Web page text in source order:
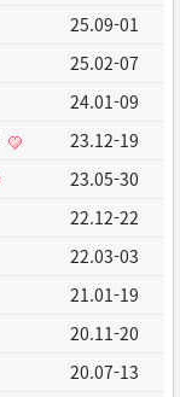
25.09-01
25.02-07
24.01-09
23.12-19
23.05-30
22.12-22
22.03-03
21.01-19
20.11-20
20.07-13